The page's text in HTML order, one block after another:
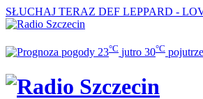
SŁUCHAJ TERAZ DEF LEPPARD -
23°C jutro 30°C pojutrze